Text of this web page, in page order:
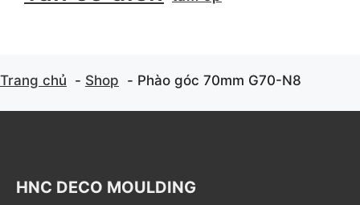
Trang chủ Shop Phào góc 70mm G70-N8
HNC DECO MOULDING